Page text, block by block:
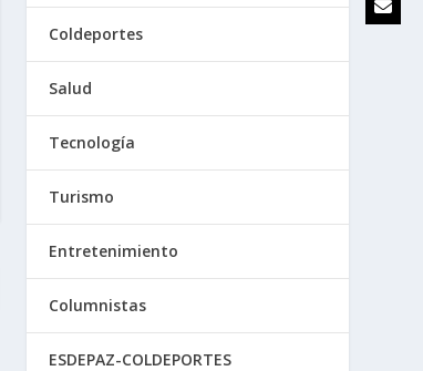
Coldeportes
Salud
Tecnología
Turismo
Entretenimiento
Columnistas
ESDEPAZ-COLDEPORTES